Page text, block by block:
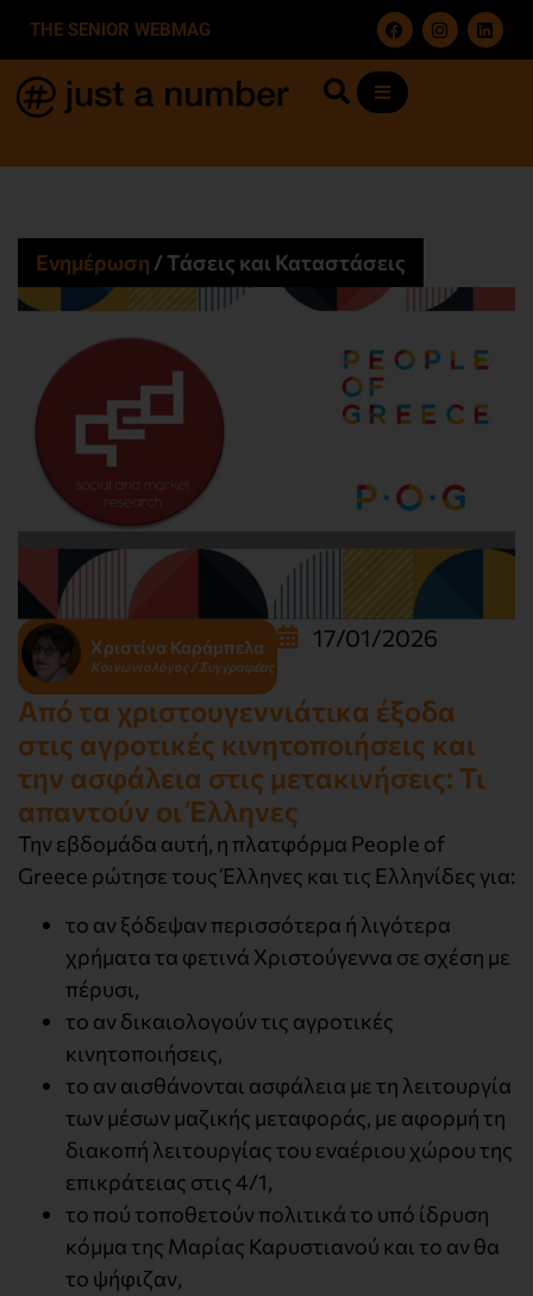
THE SENIOR WEBMAG
Ενημέρωση /Τάσεις και Καταστάσεις
Χριστίνα Καράμπελα
Κοινωνιολόγος / Συγγραφέας
17/01/2026
Από τα χριστουγεννιάτικα έξοδα
στις αγροτικές κινητοποιήσεις και
την ασφάλεια στις μετακινήσεις: Τι
απαντούν οι Έλληνες
Την εβδομάδα αυτή, η πλατφόρμα People of
Greece ρώτησε τους Έλληνες και τις Ελληνίδες για:
το αν ξόδεψαν περισσότερα ή λιγότερα
χρήματα τα φετινά Χριστούγεννα σε σχέση με
πέρυσι,
το αν δικαιολογούν τις αγροτικές
κινητοποιήσεις,
το αν αισθάνονται ασφάλεια με τη λειτουργία
των μέσων μαζικής μεταφοράς, με αφορμή τη
διακοπή λειτουργίας του εναέριου χώρου της
επικράτειας στις 4/1,
το πού τοποθετούν πολιτικά το υπό ίδρυση
κόμμα της Μαρίας Καρυστιανού και το αν θα
το ψήφιζαν,